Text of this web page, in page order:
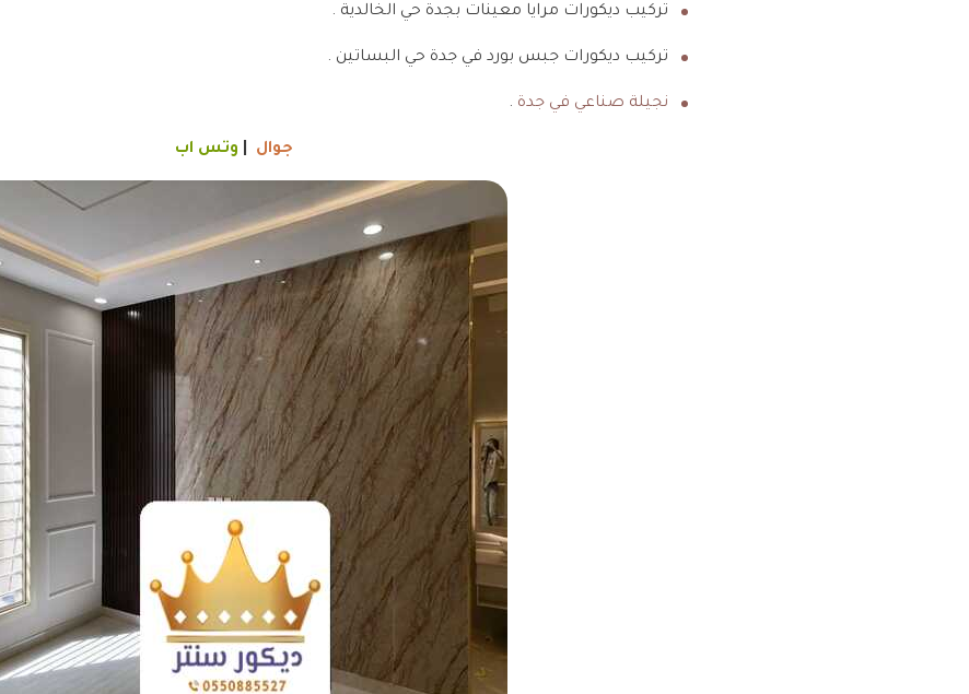
تركيب ديكورات مرايا معينات بجدة حي الخالدية .
تركيب ديكورات جبس بورد في جدة حي البساتين .
نجيلة صناعي في جدة .
جوال وتس اب